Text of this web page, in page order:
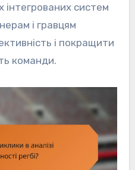
інтегрованих систем
і гравцям
і покращити
команди.